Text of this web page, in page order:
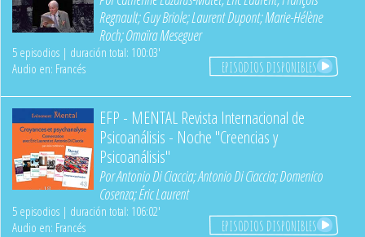
Regnault;Guy Briole;Laurent Dupont;Marie-Hélène
Roch;Omaïra Meseguer
5 episodios | duración total: 100:03'
Audio en: Francés
EPISODIOS DISPONIBLES
EFP - MENTAL Revista Internacional de
Psicoanálisis - Noche "Creencias y
Psicoanálisis"
PorAntonio Di Ciaccia;Antonio Di Ciaccia;Domenico
Cosenza;Éric Laurent
5 episodios | duración total: 106:02'
Audio en: Francés
EPISODIOS DISPONIBLES